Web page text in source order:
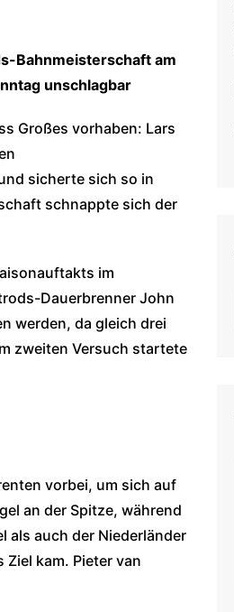
Bahnmeisterschaft am
unschlagbar
Großes vorhaben: Lars
sicherte sich so in
schnappte sich der
im
Dauerbrenner John
werden, da gleich drei
zweiten Versuch startete
vorbei, um sich auf
an der Spitze, während
als auch der Niederländer
kam. Pieter van